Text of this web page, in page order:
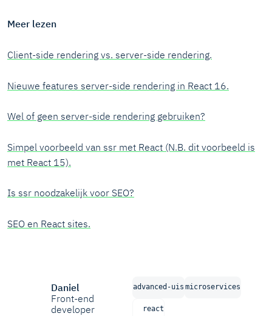
Meer lezen
Client-side rendering vs. server-side rendering.
Nieuwe features server-side rendering in React 16.
Wel of geen server-side rendering gebruiken?
Simpel voorbeeld van ssr met React (N.B. dit voorbeeld is
met React 15).
Is ssr noodzakelijk voor SEO?
SEO en React sites.
Daniel
Front-end
developer
advanced-uis microservices
react